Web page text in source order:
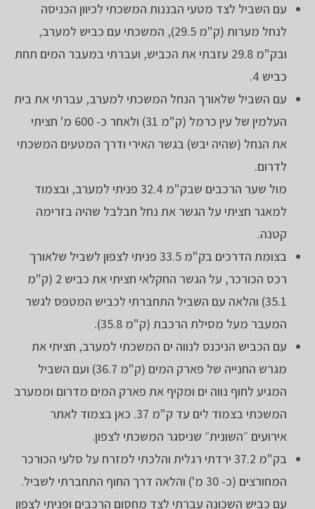
עם השביל לצד מטעי הבננות המשכתי לכיוון הכניסה
לנחל מערות (ק"מ 29.5), המשכתי עם כביש למערב,
ובק"מ 29.8 עזבתי את הכביש, ועברתי במעבר המים תחת
כביש 4.
עם השביל שלאורך הנחל המשכתי למערב, עברתי את בית
העלמין של עין כרמל (ק"מ 31) ולאחר כ- 600 מ' חציתי
את הנחל (שהיה יבש) בגשר האירי ודרך המטעים המשכתי
לדרום.
מול שער הרכבים שבק"מ 32.4 פניתי למערב, ובצמוד
למאגר חציתי על הגשר את נחל חבלבל שהיה בזרימה
קטנה.
בצומת הדרכים בק"מ 33.5 פניתי לצפון לשביל שלאורך
רכס הכורכר, על הגשר החקלאי חציתי את כביש 2 (ק"מ
35.1) והלאה עם השביל התחברתי לכביש המטפס לגשר
המעבר מעל מסילת הרכבת (ק"מ 35.8).
עם הכביש הניכנס לנווה ים המשכתי למערב, חציתי את
מגרש החנייה של פארק המים (ק"מ 36.7) ועם השביל
המגיע לחוף נווה ים ומקיף את פארק המים מדרום וממערב
המשכתי בצמוד לים עד ק"מ 37. כאן בצמוד לאתר
אירועים ״השונית״ שניסגר המשכתי לצפון.
בק"מ 37.2 ירדתי רגלית והלכתי למזרח על סלעי הכורכר
המחורצים (כ- 30 מ') והלאה דרך החוף התחברתי לשביל.
עם כביש השכונה עברתי לצד מחסום הרכבים ופניתי לצפון